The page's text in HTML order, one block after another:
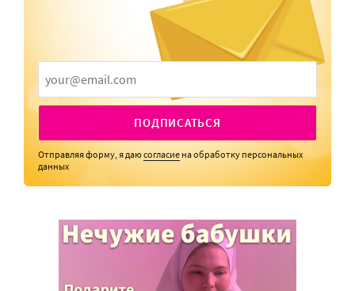
ПОДПИСАТЬСЯ
Отправляя форму, я даюсогласие на обработку персональных
данных